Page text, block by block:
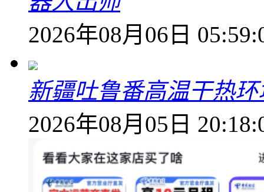
2026年08月06日
新疆吐鲁番高温干热
2026年08月05日